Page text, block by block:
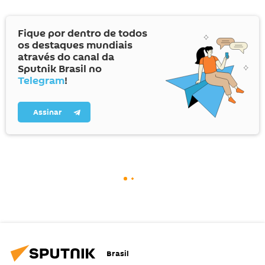
Fique por dentro de todos
os destaques mundiais
através do canal da
Sputnik Brasil no
Telegram!
Assinar
Brasil